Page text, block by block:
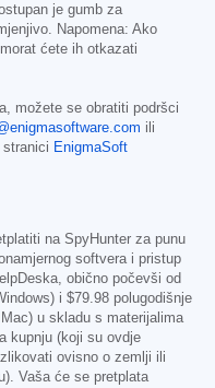
je gumb za
Napomena: Ako
ćete ih otkazati
možete se obratiti podršci
ili
EnigmaSoft
na SpyHunter za punu
softvera i pristup
obično počevši od
i $79.98 polugodišnje
u skladu s materijalima
kupnju (koji su ovdje
ovisno o zemlji ili
Vaša će se pretplata